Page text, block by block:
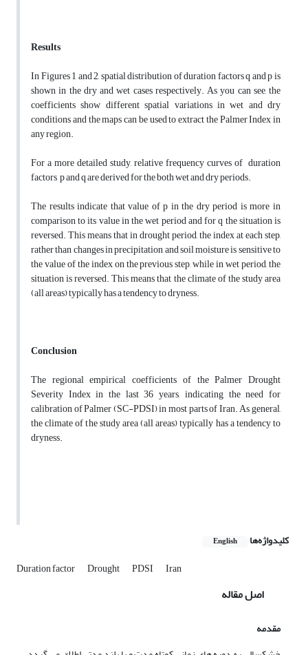
Results
In Figures 1 and 2, spatial distribution of duration factors q and p is
shown in the dry and wet cases respectively. As you can see, the
coefficients show different spatial variations in wet and dry
conditions and the maps can be used to extract the Palmer Index in
any region.
For a more detailed study, relative frequency curves of duration
factors p and q are derived for the both wet and dry periods.
The results indicate that value of p in the dry period is more in
comparison to its value in the wet period and for q the situation is
reversed. This means that in drought period, the index at each step,
rather than changes in precipitation and soil moisture is sensitive to
the value of the index on the previous step, while in wet period, the
situation is reversed. This means that the climate of the study area
(all areas) typically has a tendency to dryness.
Conclusion
The regional empirical coefficients of the Palmer Drought
Severity Index in the last 36 years, indicating the need for
calibration of Palmer (SC-PDSI) in most parts of Iran. As general,
the climate of the study area (all areas) typically has a tendency to
dryness.
کلیدواژه‌ها English
Duration factor Drought PDSI Iran
اصل مقاله
مقدمه